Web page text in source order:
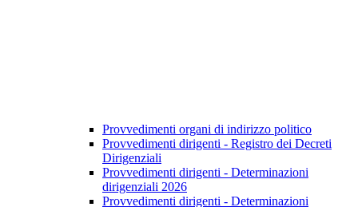
Provvedimenti organi di indirizzo politico
Provvedimenti dirigenti - Registro dei Decreti
Dirigenziali
Provvedimenti dirigenti - Determinazioni
dirigenziali 2026
Provvedimenti dirigenti - Determinazioni